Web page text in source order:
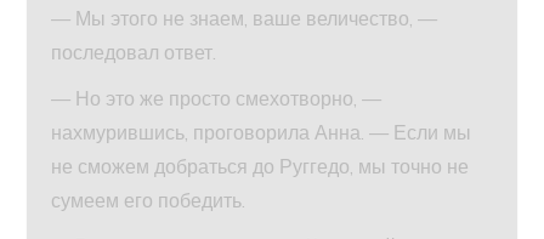
— Мы этого не знаем, ваше величество, —
последовал ответ.
— Но это же просто смехотворно, —
нахмурившись, проговорила Анна. — Если мы
не сможем добраться до Руггедо, мы точно не
сумеем его победить.